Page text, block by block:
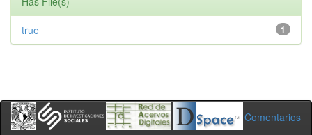
1
true
Comentarios